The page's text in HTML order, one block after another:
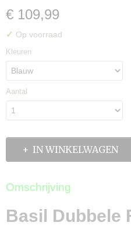
€ 109,99
✓ Op voorraad
Kleuren
Aantal
IN WINKELWAGEN
Omschrijving
Basil Dubbele